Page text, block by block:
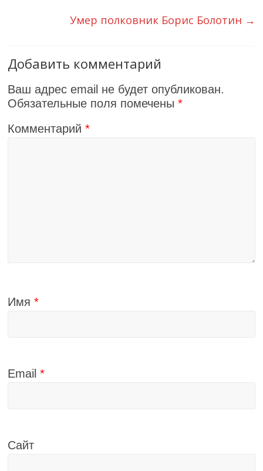
Умер полковник Борис Болотин →
Добавить комментарий
Ваш адрес email не будет опубликован.
Обязательные поля помечены*
Комментарий*
Имя*
Email*
Сайт